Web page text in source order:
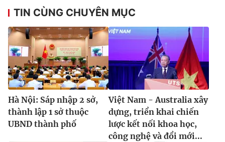
TIN CÙNG CHUYÊN MỤC
Hà Nội: Sáp nhập 2 sở,
thành lập 1 sở thuộc
UBND thành phố
Việt Nam - Australia xây
dựng, triển khai chiến
lược kết nối khoa học,
công nghệ và đổi mới...